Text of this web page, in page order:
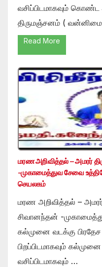
வசிப்பிடமாகவும் கொண்ட
திருமஞ்சனம் ( வன்னிமை
Read More
மரண அறிவித்தல் – அமரர்
-முகாமைத்துவ சேவை
செயலகம்
மரண அறிவித்தல் – அமரர்
சிவானந்தன் -
கல்முனை வடக்கு
பிறப்பிடமாகவும்
வசிப்பிடமாகவும் …